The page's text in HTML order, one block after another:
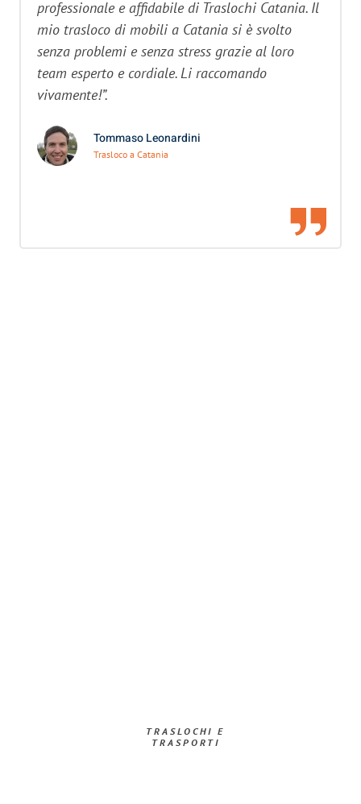
professionale e affidabile di Traslochi Catania. Il
mio trasloco di mobili a Catania si è svolto
senza problemi e senza stress grazie al loro
team esperto e cordiale. Li raccomando
vivamente!”.
Tommaso Leonardini
Trasloco a Catania
TRASLOCHI E
TRASPORTI​